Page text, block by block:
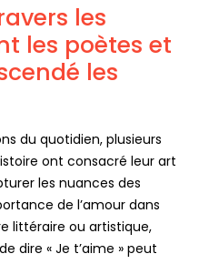
les
les poètes et
les
du quotidien, plusieurs
ont consacré leur art
les nuances des
de l’amour dans
littéraire ou artistique,
dire « Je t’aime » peut